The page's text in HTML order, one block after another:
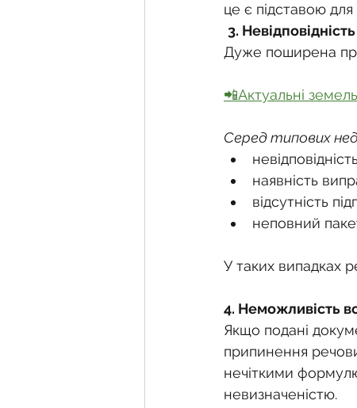
це є підставою для
3.
Дуже поширена
📲Актуальні
Серед типових
наявність
відсутність
неповний
У таких випадках
4. Неможливість
Якщо подані
припинення
нечіткими
невизначеністю.